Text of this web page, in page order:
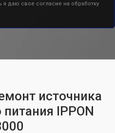
я даю свое согласие на обработку
источника
IPPON